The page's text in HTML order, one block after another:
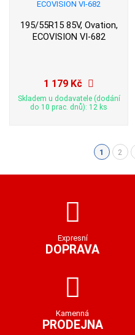
195/55R15 85V, Ovation,
ECOVISION VI-682
1 179 Kč
Skladem u dodavatele (dodání
do 10 prac. dnů): 12 ks
1 2
Expresní
DOPRAVA
Kamenná
PRODEJNA